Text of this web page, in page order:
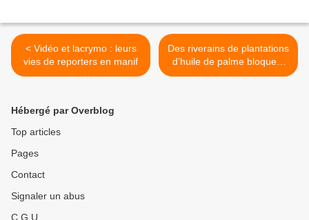
< Vidéo et lacrymo : leurs
vies de reporters en manif
Des riverains de plantations
d’huile de palme bloquent
l’AG du groupe Bolloré >
Hébergé par Overblog
Top articles
Pages
Contact
Signaler un abus
C.G.U.